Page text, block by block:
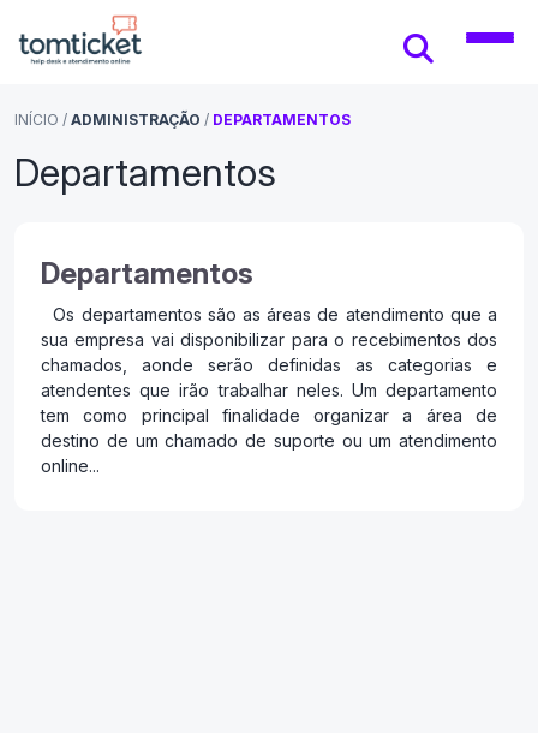
INÍCIO / ADMINISTRAÇÃO / DEPARTAMENTOS
Departamentos
Departamentos
Os departamentos são as áreas de atendimento que a
sua empresa vai disponibilizar para o recebimentos dos
chamados, aonde serão definidas as categorias e
atendentes que irão trabalhar neles. Um departamento
tem como principal finalidade organizar a área de
destino de um chamado de suporte ou um atendimento
online...